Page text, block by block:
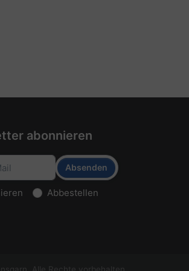
abonnieren
Absenden
Abbestellen